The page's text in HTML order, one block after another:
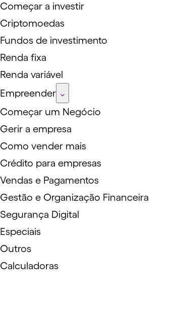
Começar a investir
Criptomoedas
Fundos de investimento
Renda fixa
Renda variável
Empreender
Começar um Negócio
Gerir a empresa
Como vender mais
Crédito para empresas
Vendas e Pagamentos
Gestão e Organização Financeira
Segurança Digital
Especiais
Outros
Calculadoras